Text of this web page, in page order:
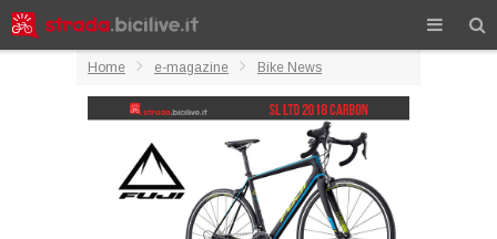
Home e-magazine Bike News